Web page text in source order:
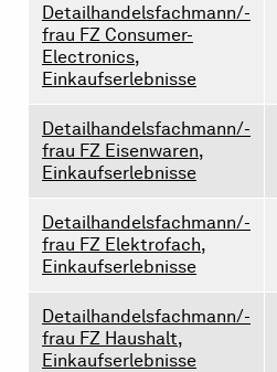
Detailhandelsfachmann/-
frau FZ Consumer-
Electronics,
Einkaufserlebnisse
Detailhandelsfachmann/-
frau FZ Eisenwaren,
Einkaufserlebnisse
Detailhandelsfachmann/-
frau FZ Elektrofach,
Einkaufserlebnisse
Detailhandelsfachmann/-
frau FZ Haushalt,
Einkaufserlebnisse